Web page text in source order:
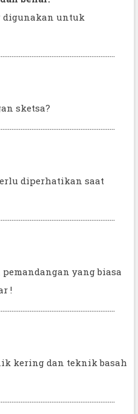
digunakan untuk
sketsa?
diperhatikan saat
pemandangan yang biasa
!
kering dan teknik basah